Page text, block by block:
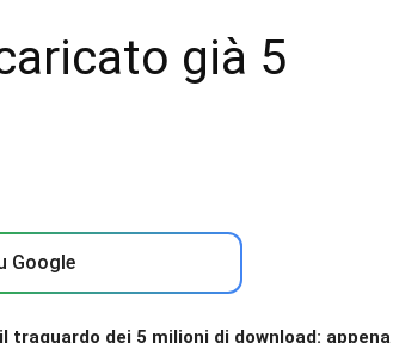
già 5
Google
traguardo dei 5 milioni di download: appena